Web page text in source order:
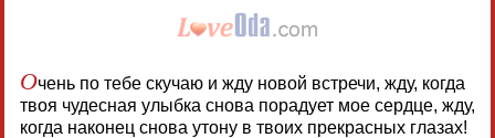
Очень по тебе скучаю и жду новой встречи, жду, когда
твоя чудесная улыбка снова порадует мое сердце, жду,
когда наконец снова утону в твоих прекрасных глазах!